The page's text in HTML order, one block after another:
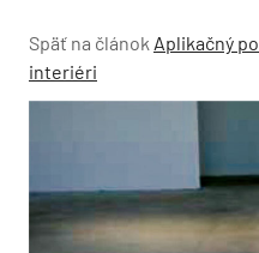
Späť na článok Aplikačný
interiéri